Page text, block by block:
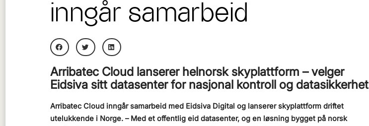
inngår samarbeid
Arribatec Cloud lanserer helnorsk skyplattform – velger
Eidsiva sitt datasenter for nasjonal kontroll og datasikkerhet
Arribatec Cloud inngår samarbeid med Eidsiva Digital og lanserer skyplattform driftet
utelukkende i Norge. – Med et offentlig eid datasenter, og en løsning bygget på norsk